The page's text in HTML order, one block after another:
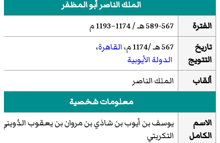
الملك الناصر أبو المظفر
الفترة
589-567 هـ / 1174–1193 م
تاريخ
التتويج
567 هـ /1174 م، القاهرة،
الدولة الأيوبية
ألقاب
الملك الناصر
معلومات شخصية
الاسم
الكامل
يوسف بن أيوب بن شاذي بن مروان بن يعقوب الدُويني
التكريتي